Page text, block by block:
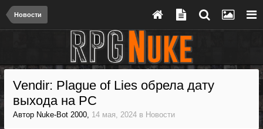
Новости
Vendir: Plague of Lies обрела дату
выхода на PC
Автор Nuke-Bot 2000, 14 мая, 2024 в Новости